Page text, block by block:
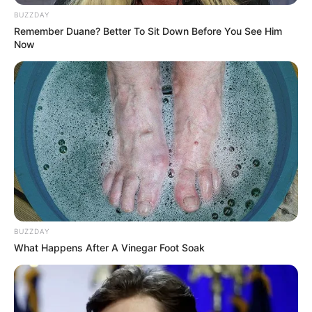
Schifffahrt in Düsseldorf
Rhein gibt es mehrere
Ausflugsmöglichkeiten mit dem Schiff.
Hierzu gehören auch kleine Rundfahrten.
Rheinturm in Düsseldorf
Mit 240,5 Metern ist der Düsseldorfer
Fernsehturm das höchstes Bauwerk der
Stadt und der zehnthöchste Fernsehturm in
Deutschland. Der Blick ist von einer Aussichtsplattform in
166 Metern Höhe möglich. Und es gibt ein Drehrestaurant
in 180 Metern Höhe.
Schifffahrtsmuseum in Düsseldorf
An der Düsseldorfer Rheinpromenade
steht der auffällige Schlossturm. Er
BUZZDAY
Remember Duane? Better To Sit Down Before You See Him
Now
BUZZDAY
What Happens After A Vinegar Foot Soak